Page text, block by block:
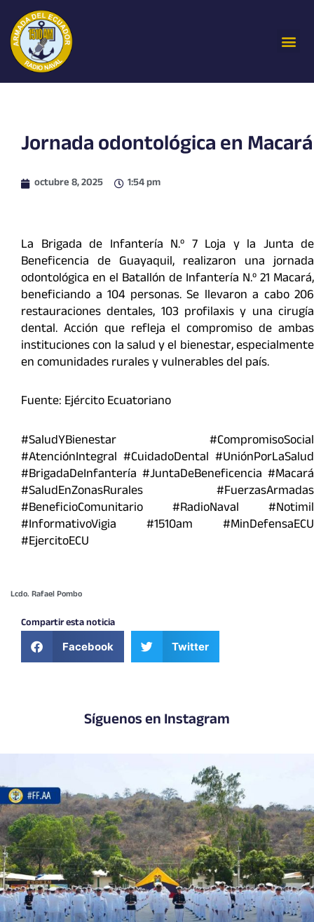
contenido
Jornada odontológica en Macará
octubre 8, 2025 1:54 pm
La Brigada de Infantería N.º 7 Loja y la Junta de
Beneficencia de Guayaquil, realizaron una jornada
odontológica en el Batallón de Infantería N.º 21 Macará,
beneficiando a 104 personas. Se llevaron a cabo 206
restauraciones dentales, 103 profilaxis y una cirugía
dental. Acción que refleja el compromiso de ambas
instituciones con la salud y el bienestar, especialmente
en comunidades rurales y vulnerables del país.
Fuente: Ejército Ecuatoriano
#SaludYBienestar #CompromisoSocial
#AtenciónIntegral #CuidadoDental #UniónPorLaSalud
#BrigadaDeInfantería #JuntaDeBeneficencia #Macará
#SaludEnZonasRurales #FuerzasArmadas
#BeneficioComunitario #RadioNaval #Notimil
#InformativoVigia #1510am #MinDefensaECU
#EjercitoECU
Lcdo. Rafael Pombo
Compartir esta noticia
Facebook Twitter
Síguenos en Instagram